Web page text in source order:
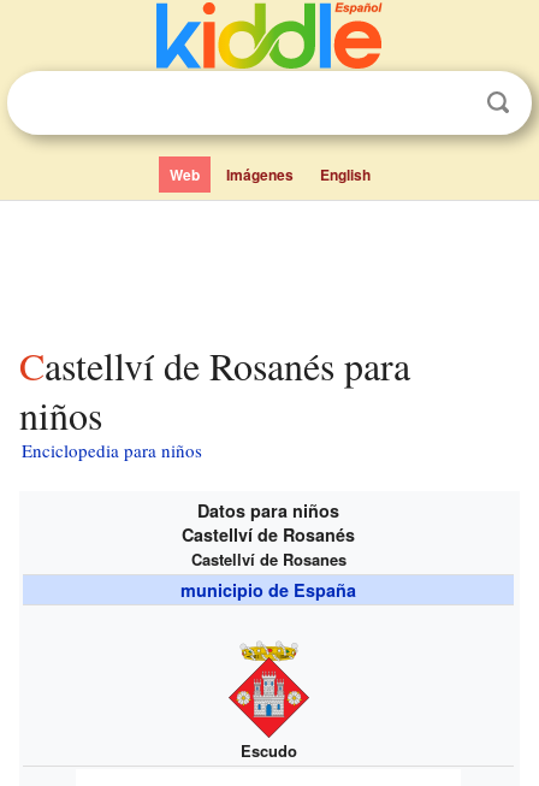
Web Imágenes English
Castellví de Rosanés para
niños
Enciclopedia para niños
Datos para niños
Castellví de Rosanés
Castellví de Rosanes
municipio de España
Escudo